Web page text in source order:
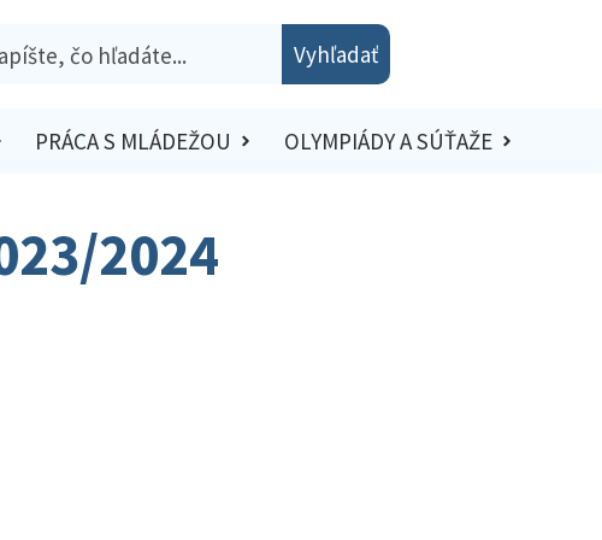
Vyhľadať
PRÁCA S MLÁDEŽOU OLYMPIÁDY A SÚŤAŽE
2024